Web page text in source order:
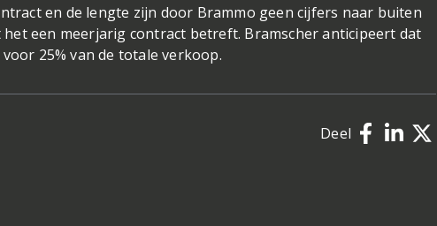
en de lengte zijn door Brammo geen cijfers naar buiten
een meerjarig contract betreft. Bramscher anticipeert dat
25% van de totale verkoop.
Deel